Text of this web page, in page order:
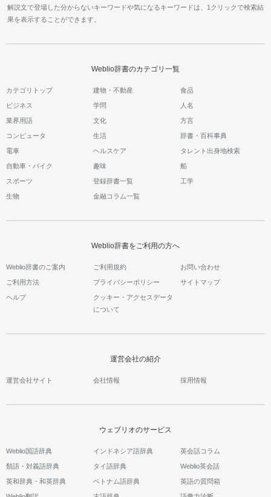
解説文で登場した分からないキーワードや気になるキーワードは、1クリックで検索結
果を表示することができます。
Weblio辞書のカテゴリ一覧
カテゴリトップ 建物・不動産 食品
ビジネス 学問 人名
業界用語 文化 方言
コンピュータ 生活 辞書・百科事典
電車 ヘルスケア タレント出身地検索
自動車・バイク 趣味 船
スポーツ 登録辞書一覧 工学
生物 金融コラム一覧
Weblio辞書をご利用の方へ
Weblio辞書のご案内 ご利用規約 お問い合わせ
ご利用方法 プライバシーポリシー サイトマップ
ヘルプ
クッキー・アクセスデータ
について
運営会社の紹介
運営会社サイト 会社情報 採用情報
ウェブリオのサービス
Weblio国語辞典
類語・対義語辞典
英和辞典・和英辞典
インドネシア語辞典
タイ語辞典
ベトナム語辞典
英会話コラム
Weblio英会話
英語の質問箱